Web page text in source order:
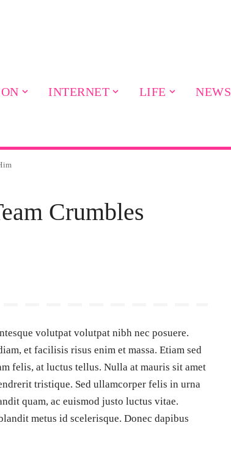
INTERNET LIFE NEWS
Crumbles
volutpat volutpat nibh nec posuere.
et facilisis risus enim et massa. Etiam sed
felis, at luctus tellus. Nulla at mauris sit amet
tristique. Sed ullamcorper felis in urna
quam, ac euismod justo luctus vitae.
metus id scelerisque. Donec dapibus